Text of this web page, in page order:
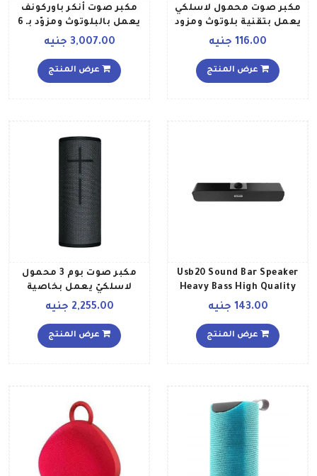
مكبر صوت محمول لاسلكي
يعمل بتقنية بلوتوث ومزود
بمصباح LED يعمل باللمس116.00 جنيه
عرض المنتج
مكبر صوت أنكر باوركونف
يعمل بالبلوتوث ومزوّد بـ 6
ميكروفونات أسود
3,007.00 جنيه
عرض المنتج
Usb20 Sound Bar Speaker
Heavy Bass High Quality
Sound GT 312 Black
143.00 جنيه
عرض المنتج
مكبر صوت بوم 3 محمول
لاسلكيّ يعمل بخاصية
البلوتوث طراز 984 001360
2,255.00 جنيه
عرض المنتج